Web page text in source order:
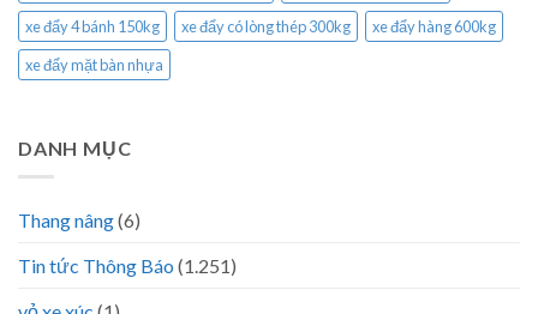
xe đẩy 4 bánh 150kg
xe đẩy có lòng thép 300kg
xe đẩy hàng 600kg
xe đẩy mặt bàn nhựa
DANH MỤC
Thang nâng(6)
Tin tức Thông Báo (1.251)